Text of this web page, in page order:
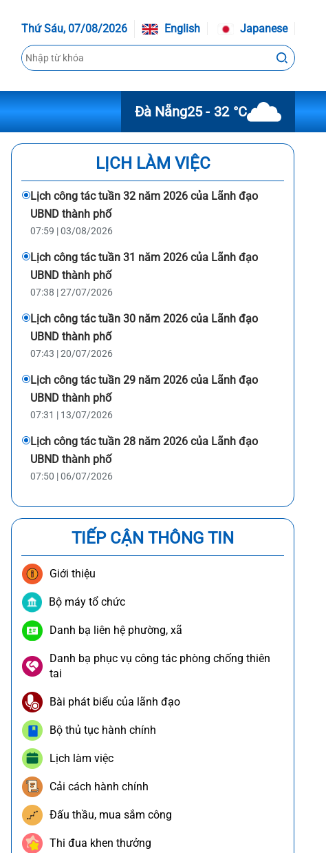
Thứ Sáu, 07/08/2026 English Japanese
Đà Nẵng25 - 32 °C
LỊCH LÀM VIỆC
Lịch công tác tuần 32 năm 2026 của Lãnh đạo
UBND thành phố
07:59 | 03/08/2026
Lịch công tác tuần 31 năm 2026 của Lãnh đạo
UBND thành phố
07:38 | 27/07/2026
Lịch công tác tuần 30 năm 2026 của Lãnh đạo
UBND thành phố
07:43 | 20/07/2026
Lịch công tác tuần 29 năm 2026 của Lãnh đạo
UBND thành phố
07:31 | 13/07/2026
Lịch công tác tuần 28 năm 2026 của Lãnh đạo
UBND thành phố
07:50 | 06/07/2026
TIẾP CẬN THÔNG TIN
Giới thiệu
Bộ máy tổ chức
Danh bạ liên hệ phường, xã
Danh bạ phục vụ công tác phòng chống thiên
tai
Bài phát biểu của lãnh đạo
Bộ thủ tục hành chính
Lịch làm việc
Cải cách hành chính
Đấu thầu, mua sắm công
Thi đua khen thưởng